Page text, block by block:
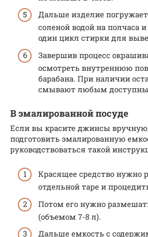
Дальше изделие
соленой водой на полчаса
один цикл стирки для
Завершив процесс
осмотреть внутреннюю
барабана. При наличии
смывают любым
В эмалированной посуде
Если вы красите джинсы
подготовить эмалированную
руководствоваться такой
Красящее средство нужно
отдельной таре и
Потом его нужно
(объемом 7-8 л).
Дальше емкость с